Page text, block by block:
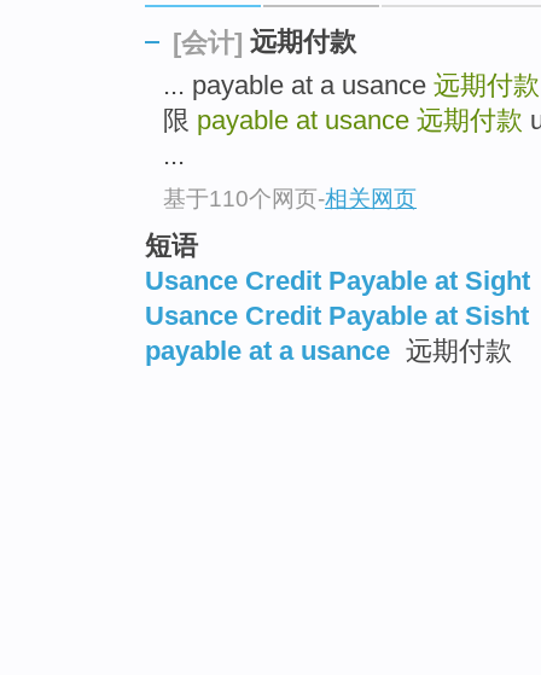
[会计] 远期付款
... payable at a usance 远期付款
限 payable at usance 远期付款
...
基于110个网页-相关网页
短语
Usance Credit Payable at Sight
Usance Credit Payable at Sisht
payable at a usance 远期付款